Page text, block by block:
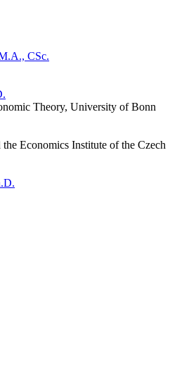
CSc.
Theory, University of Bonn
Economics Institute of the Czech